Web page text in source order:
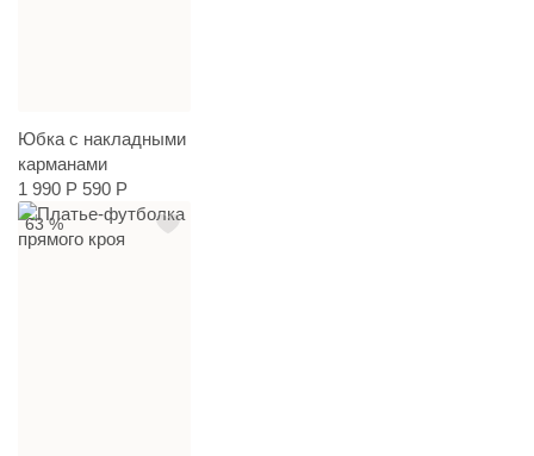
Юбка с накладными
карманами
1 990 Р 590 Р
63 %